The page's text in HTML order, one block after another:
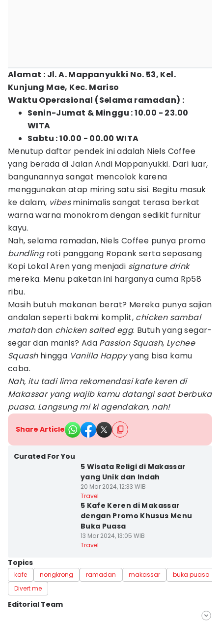
Alamat : Jl. A. Mappanyukki No. 53, Kel.
Kunjung Mae, Kec. Mariso
Waktu Operasional (Selama ramadan) :
Senin-Jumat & Minggu : 10.00 - 23.00
WITA
Sabtu : 10.00 - 00.00 WITA
Menutup daftar pendek ini adalah Niels Coffee
yang berada di Jalan Andi Mappanyukki. Dari luar,
bangunannya sangat mencolok karena
menggunakan atap miring satu sisi. Begitu masuk
ke dalam, vibesminimalis sangat terasa berkat
warna warna monokrom dengan sedikit furnitur
kayu.
Nah, selama ramadan, Niels Coffee punya promo
bundlingroti panggang Ropank serta sepasang
Kopi Lokal Aren yang menjadi signature drink
mereka. Menu paketan ini harganya cuma Rp58
ribu.
Masih butuh makanan berat? Mereka punya sajian
andalan seperti bakmi komplit, chicken sambal
matahdan chicken salted egg. Butuh yang segar-
segar dan manis? Ada Passion Squash, Lychee
Squashhingga Vanilla Happyyang bisa kamu
coba.
Nah, itu tadi lima rekomendasi kafe keren di
Makassar yang wajib kamu datangi saat berbuka
puasa. Langsung mi ki agendakan, nah!
Share Article
Curated For You
5 Wisata Religi di Makassar
yang Unik dan Indah
20 Mar 2024, 12:33 WIB
Travel
5 Kafe Keren di Makassar
dengan Promo Khusus Menu
Buka Puasa
13 Mar 2024, 13:05 WIB
Travel
Topics
kafe nongkrong ramadan makassar
buka puasa
Divert me
Editorial Team